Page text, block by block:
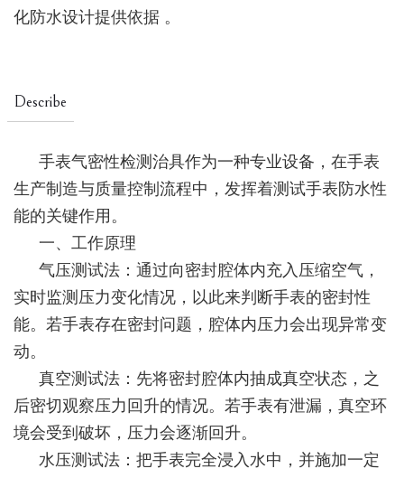
化防水设计提供依据 。
Describe
手表气密性检测治具作为一种专业设备，在手表
生产制造与质量控制流程中，发挥着测试手表防水性
能的关键作用。
一、工作原理
气压测试法：通过向密封腔体内充入压缩空气，
实时监测压力变化情况，以此来判断手表的密封性
能。若手表存在密封问题，腔体内压力会出现异常变
动。
真空测试法：先将密封腔体内抽成真空状态，之
后密切观察压力回升的情况。若手表有泄漏，真空环
境会受到破坏，压力会逐渐回升。
水压测试法：把手表完全浸入水中，并施加一定